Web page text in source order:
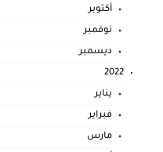
أكتوبر
نوفمبر
ديسمبر
2022
يناير
فبراير
مارس